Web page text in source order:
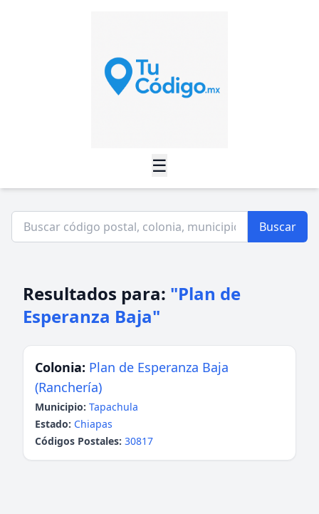
☰
Buscar
Resultados para: "Plan de
Esperanza Baja"
Colonia: Plan de Esperanza Baja
(Ranchería)
Municipio: Tapachula
Estado: Chiapas
Códigos Postales: 30817